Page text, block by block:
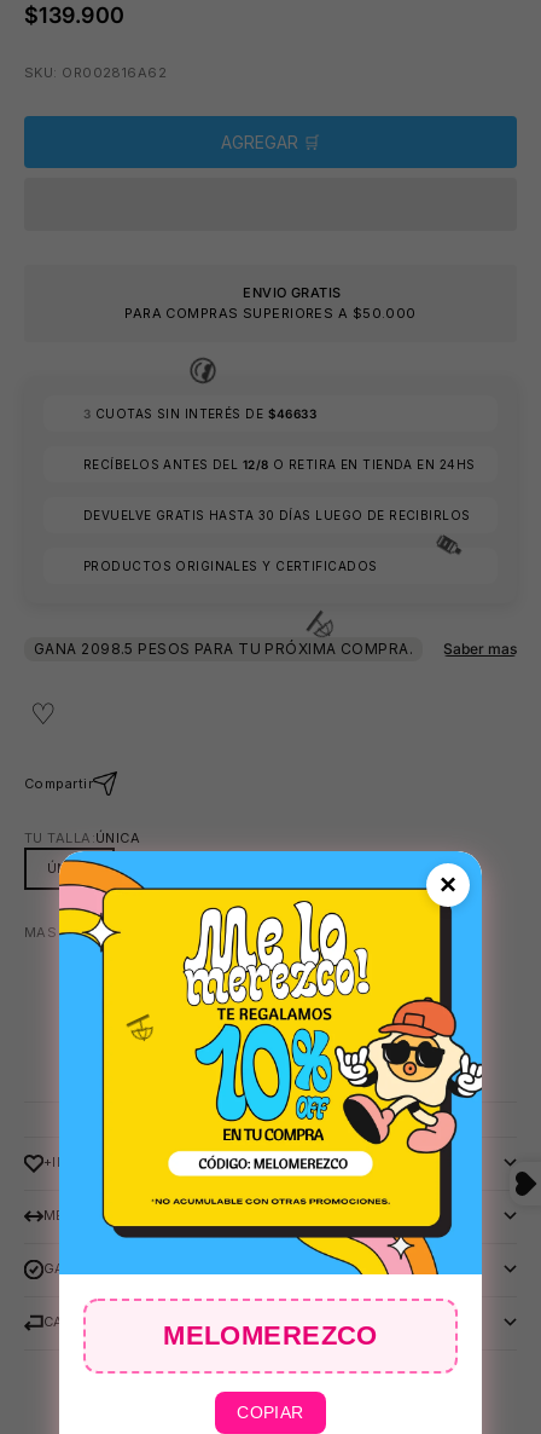
$139.900
SKU: OR002816A62
AGREGAR 🛒
ENVIO GRATIS
PARA COMPRAS SUPERIORES A $50.000
3 CUOTAS SIN INTERÉS DE $46633
RECÍBELOS ANTES DEL 12/8 O RETIRA EN TIENDA EN 24HS
DEVUELVE GRATIS HASTA 30 DÍAS LUEGO DE RECIBIRLOS
PRODUCTOS ORIGINALES Y CERTIFICADOS
Compartir
TU TALLA:ÚNICA
ÚNICA
MAS COLORES DISPONIBLES:GRIS
+INFO
MEDIDAS
GARANTIA ADIDAS ORIGINALS
CAMBIOS Y DEVOLUCIONES
×
MELOMEREZCO
COPIAR
⛱️
⛱️